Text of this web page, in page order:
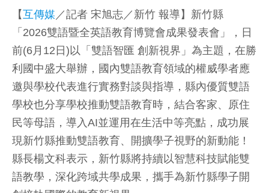
【互傳媒 ／記者 宋旭志／新竹 報導】新竹縣
「2026雙語暨全英語教育博覽會成果發表會」，日
前(6月12日)以「雙語智匯 創新視界」為主題，在勝
利國中盛大舉辦，國內雙語教育領域的權威學者應
邀與學校代表進行實務對談與指導，縣內優質雙語
學校也分享學校推動雙語教育時，結合客家、原住
民等母語，導入AI並運用在生活中等亮點，成功展
現新竹縣推動雙語教育、開擴學子視野的新動能！
縣長楊文科表示，新竹縣將持續以智慧科技賦能雙
語教學，深化跨域共學成果，攜手為新竹縣學子開